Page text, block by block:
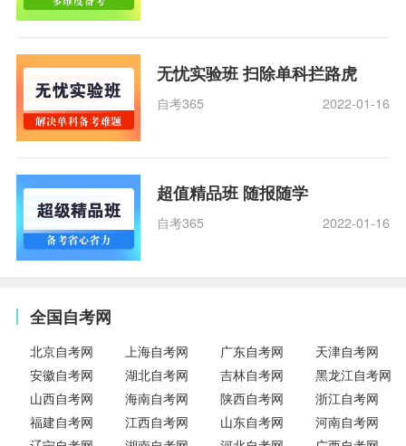
无忧实验班 扫除单科拦路虎
自考365 2022-01-16
超值精品班 随报随学
自考365 2022-01-16
全国自考网
北京自考网 上海自考网 广东自考网
天津自考网
安徽自考网
湖北自考网 吉林自考网
黑龙江自考网
山西自考网
海南自考网 陕西自考网
浙江自考网
福建自考网
江西自考网 山东自考网
河南自考网